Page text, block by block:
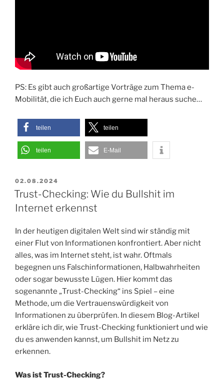
PS: Es gibt auch großartige Vorträge zum Thema e-
Mobilität, die ich Euch auch gerne mal heraus suche…
teilen teilen
teilen E-Mail
VERÖFFENTLICHT
AM
02.08.2024
Trust-Checking: Wie du Bullshit im
Internet erkennst
In der heutigen digitalen Welt sind wir ständig mit
einer Flut von Informationen konfrontiert. Aber nicht
alles, was im Internet steht, ist wahr. Oftmals
begegnen uns Falschinformationen, Halbwahrheiten
oder sogar bewusste Lügen. Hier kommt das
sogenannte „Trust-Checking“ ins Spiel – eine
Methode, um die Vertrauenswürdigkeit von
Informationen zu überprüfen. In diesem Blog-Artikel
erkläre ich dir, wie Trust-Checking funktioniert und wie
du es anwenden kannst, um Bullshit im Netz zu
erkennen.
Was ist Trust-Checking?